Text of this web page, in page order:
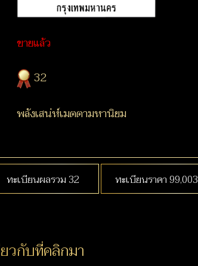
ขายแล้ว
32
พลังเสน่ห์เมตตามหานิยม
ทะเบียนผลรวม 32 ทะเบียนราคา 99,003
วกับที่คลิกมา